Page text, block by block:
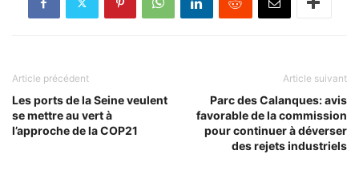
Article précédent
Les ports de la Seine veulent
se mettre au vert à
l’approche de la COP21
Article suivant
Parc des Calanques: avis
favorable de la commission
pour continuer à déverser
des rejets industriels